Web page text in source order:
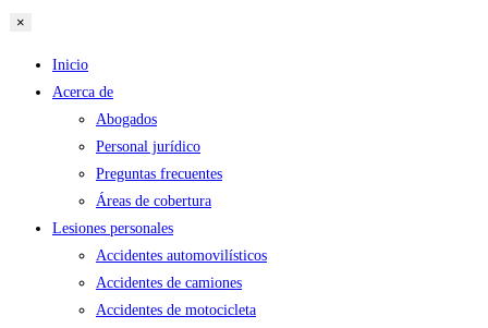
×
Inicio
Acerca de
Abogados
Personal jurídico
Preguntas frecuentes
Áreas de cobertura
Lesiones personales
Accidentes automovilísticos
Accidentes de camiones
Accidentes de motocicleta